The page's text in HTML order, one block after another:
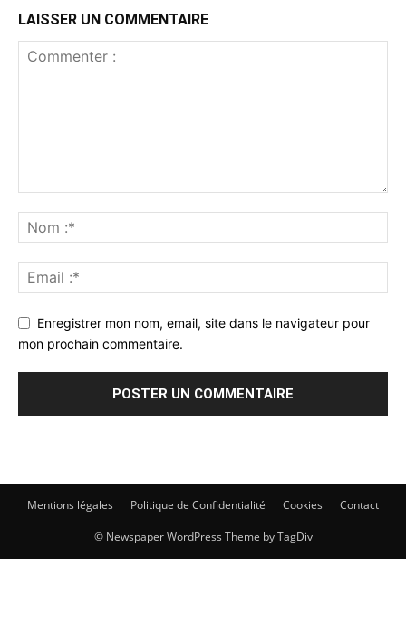
LAISSER UN COMMENTAIRE
Enregistrer mon nom, email, site dans le navigateur pour
mon prochain commentaire.
Mentions légales Politique de Confidentialité Cookies Contact
© Newspaper WordPress Theme by TagDiv